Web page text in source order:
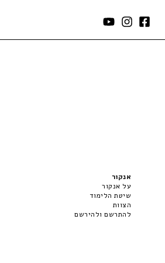
אנקור
על אנקור
שיטת הלימוד
הצוות
להתרשם ולהירשם